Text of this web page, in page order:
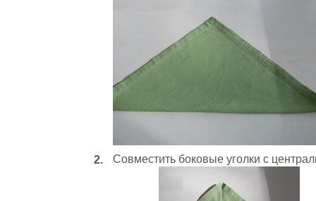
Совместить боковые уголки с